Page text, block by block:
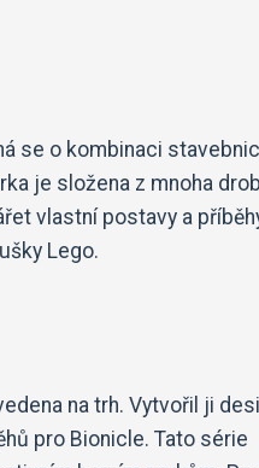
se o kombinaci
je složena z mnoha
vlastní postavy a
Lego.
na trh. Vytvořil ji
pro Bionicle. Tato série